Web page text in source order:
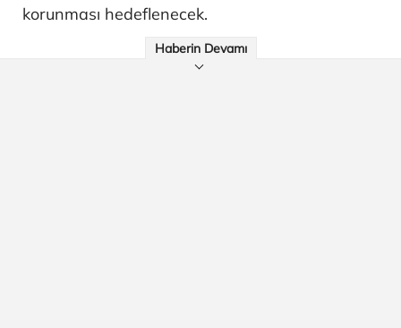
korunması hedeflenecek.
Haberin Devamı